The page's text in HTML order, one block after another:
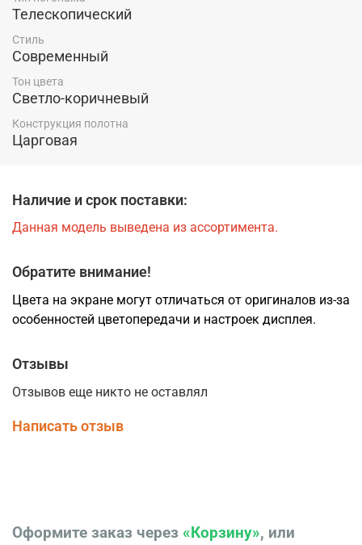
Телескопический
Стиль
Современный
Тон цвета
Светло-коричневый
Конструкция полотна
Царговая
Наличие и срок поставки:
Данная модель выведена из ассортимента.
Обратите внимание!
Цвета на экране могут отличаться от оригиналов из-за
особенностей цветопередачи и настроек дисплея.
Отзывы
Отзывов еще никто не оставлял
Написать отзыв
Оформите заказ через «Корзину», или